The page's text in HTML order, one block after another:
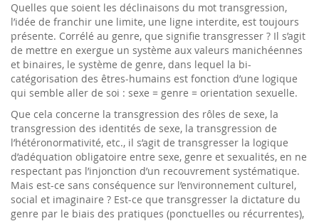
Quelles que soient les déclinaisons du mot transgression,
l’idée de franchir une limite, une ligne interdite, est toujours
présente. Corrélé au genre, que signifie transgresser ? Il s’agit
de mettre en exergue un système aux valeurs manichéennes
et binaires, le système de genre, dans lequel la bi-
catégorisation des êtres-humains est fonction d’une logique
qui semble aller de soi : sexe = genre = orientation sexuelle.
Que cela concerne la transgression des rôles de sexe, la
transgression des identités de sexe, la transgression de
l’hétéronormativité, etc., il s’agit de transgresser la logique
d’adéquation obligatoire entre sexe, genre et sexualités, en ne
respectant pas l’injonction d’un recouvrement systématique.
Mais est-ce sans conséquence sur l’environnement culturel,
social et imaginaire ? Est-ce que transgresser la dictature du
genre par le biais des pratiques (ponctuelles ou récurrentes),